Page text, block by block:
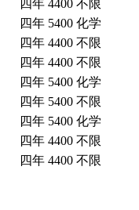
四年 4400 不限
四年 5400 化学
四年 4400 不限
四年 4400 不限
四年 5400 化学
四年 5400 不限
四年 5400 化学
四年 4400 不限
四年 4400 不限